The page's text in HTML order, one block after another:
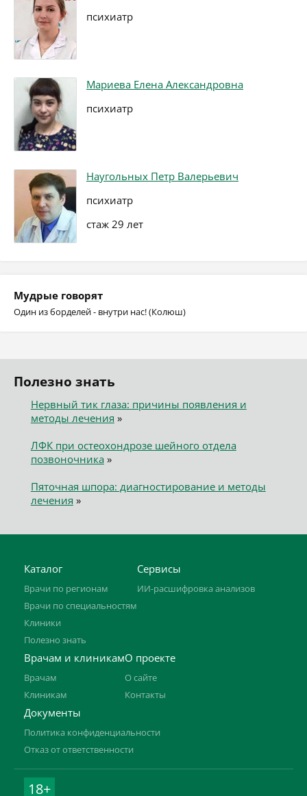
психиатр
Мариева Елена Александровна
психиатр
Наугольных Петр Валерьевич
психиатр
стаж 29 лет
Мудрые говорят
Один из борделей - внутри нас! (Колюш)
Полезно знать
Нервный тик глаза: причины появления и
методы лечения »
ЛФК при остеохондрозе шейного отдела
позвоночника»
Пяточная шпора: диагностирование и методы
лечения »
Каталог
Врачи по регионам
Врачи по специальностям
Клиники
Полезно знать
Сервисы
ИИ-расшифровка анализов
Врачам и клиникам
Врачам
Клиникам
О проекте
О сайте
Контакты
Документы
Политика конфиденциальности
Отказ от ответственности
18+